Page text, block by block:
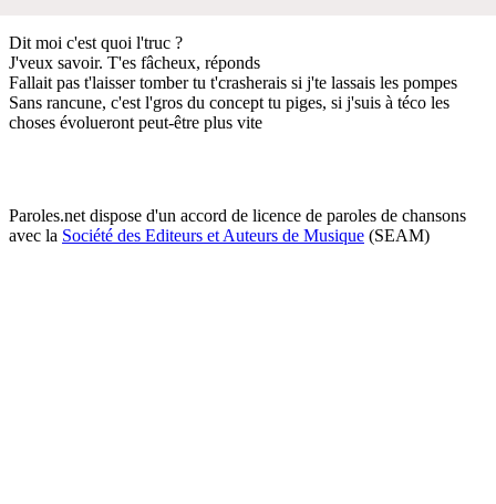
Dit moi c'est quoi l'truc ?
J'veux savoir. T'es fâcheux, réponds
Fallait pas t'laisser tomber tu t'crasherais si j'te lassais les pompes
Sans rancune, c'est l'gros du concept tu piges, si j'suis à téco les
choses évolueront peut-être plus vite
Paroles.net dispose d'un accord de licence de paroles de chansons
avec la Société des Editeurs et Auteurs de Musique (SEAM)